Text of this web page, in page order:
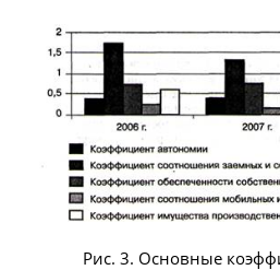
Рис. 3. Основные